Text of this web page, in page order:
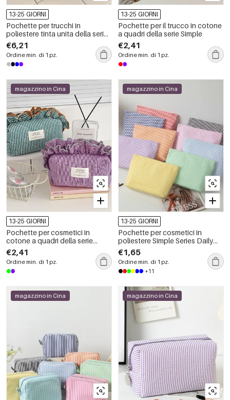
13-25 GIORNI
Pochette per trucchi in
poliestere tinta unita della serie
Simple Sweet Heart
€6,21
Ordine min. di 1 pz.
13-25 GIORNI
Pochette per il trucco in cotone
a quadri della serie Simple
€2,41
Ordine min. di 1 pz.
magazzino in Cina
13-25 GIORNI
Pochette per cosmetici in
cotone a quadri della serie
Simple
€2,41
Ordine min. di 1 pz.
magazzino in Cina
13-25 GIORNI
Pochette per cosmetici in
poliestere Simple Series Daily
Stripe
€1,65
Ordine min. di 1 pz.
+11
magazzino in Cina magazzino in Cina